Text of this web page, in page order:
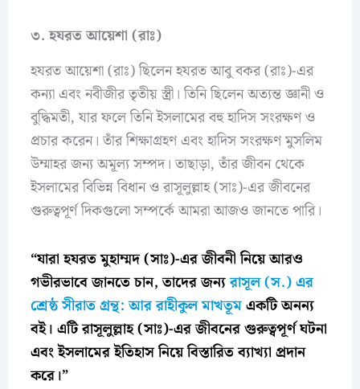
৩. হযরত আয়েশা (রাঃ)
হযরত আয়েশা (রাঃ) ছিলেন হযরত আবু বকর (রাঃ)-এর
কন্যা এবং নবীজীর তৃতীয় স্ত্রী। তিনি ছিলেন অত্যন্ত জ্ঞানী ও
বুদ্ধিমতী, যার ফলে তিনি ইসলামের বহু হাদিস সংরক্ষণ ও
প্রচার করেন। তাঁর শিক্ষাগ্রহণ এবং হাদিস সংরক্ষণ মুসলিম
উম্মাহর জন্য অমূল্য সম্পদ। তাছাড়া, তাঁর জীবন থেকে
ইসলামের বিভিন্ন বিধান ও রাসূলুল্লাহ (সাঃ)-এর জীবনের
গুরুত্বপূর্ণ দিকগুলো সম্পর্কে আমরা আজও জানতে পারি।
“যারা হযরত মুহাম্মদ (সাঃ)-এর জীবনী নিয়ে আরও
গভীরভাবে জানতে চান, তাদের জন্যরাসূল (স.) এর
শ্রেষ্ঠ সীরাত গ্রন্থ: আর রাহীকুল মাখতূমএকটি অনন্য
বই। এটি রাসূলুল্লাহ (সাঃ)-এর জীবনের গুরুত্বপূর্ণ ঘটনা
এবং ইসলামের ইতিহাস নিয়ে বিস্তারিত ব্যাখ্যা প্রদান
করে।”